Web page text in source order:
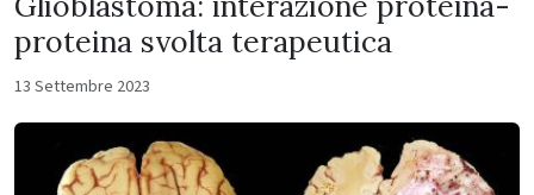
proteina svolta terapeutica
13 Settembre 2023